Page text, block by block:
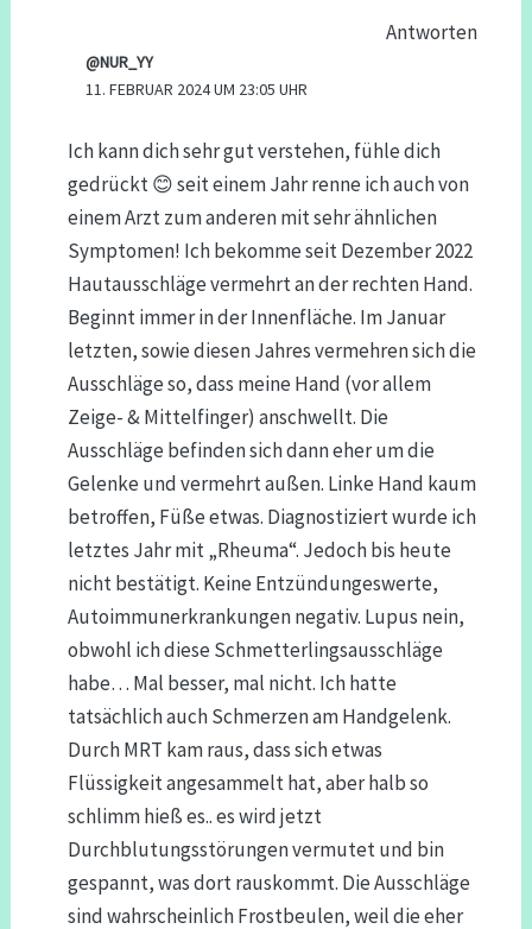
Antworten
@NUR_YY
11. FEBRUAR 2024 UM 23:05 UHR
Ich kann dich sehr gut verstehen, fühle dich
gedrückt 😊 seit einem Jahr renne ich auch von
einem Arzt zum anderen mit sehr ähnlichen
Symptomen! Ich bekomme seit Dezember 2022
Hautausschläge vermehrt an der rechten Hand.
Beginnt immer in der Innenfläche. Im Januar
letzten, sowie diesen Jahres vermehren sich die
Ausschläge so, dass meine Hand (vor allem
Zeige- & Mittelfinger) anschwellt. Die
Ausschläge befinden sich dann eher um die
Gelenke und vermehrt außen. Linke Hand kaum
betroffen, Füße etwas. Diagnostiziert wurde ich
letztes Jahr mit „Rheuma“. Jedoch bis heute
nicht bestätigt. Keine Entzündungeswerte,
Autoimmunerkrankungen negativ. Lupus nein,
obwohl ich diese Schmetterlingsausschläge
habe… Mal besser, mal nicht. Ich hatte
tatsächlich auch Schmerzen am Handgelenk.
Durch MRT kam raus, dass sich etwas
Flüssigkeit angesammelt hat, aber halb so
schlimm hieß es.. es wird jetzt
Durchblutungsstörungen vermutet und bin
gespannt, was dort rauskommt. Die Ausschläge
sind wahrscheinlich Frostbeulen, weil die eher